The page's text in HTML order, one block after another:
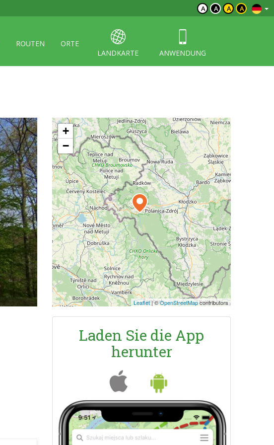
A A A A
ROUTEN
ORTE
LANDKARTE
ANWENDUNG
+
−
Leaflet|©OpenStreetMapcontributors
Laden Sie die App
herunter